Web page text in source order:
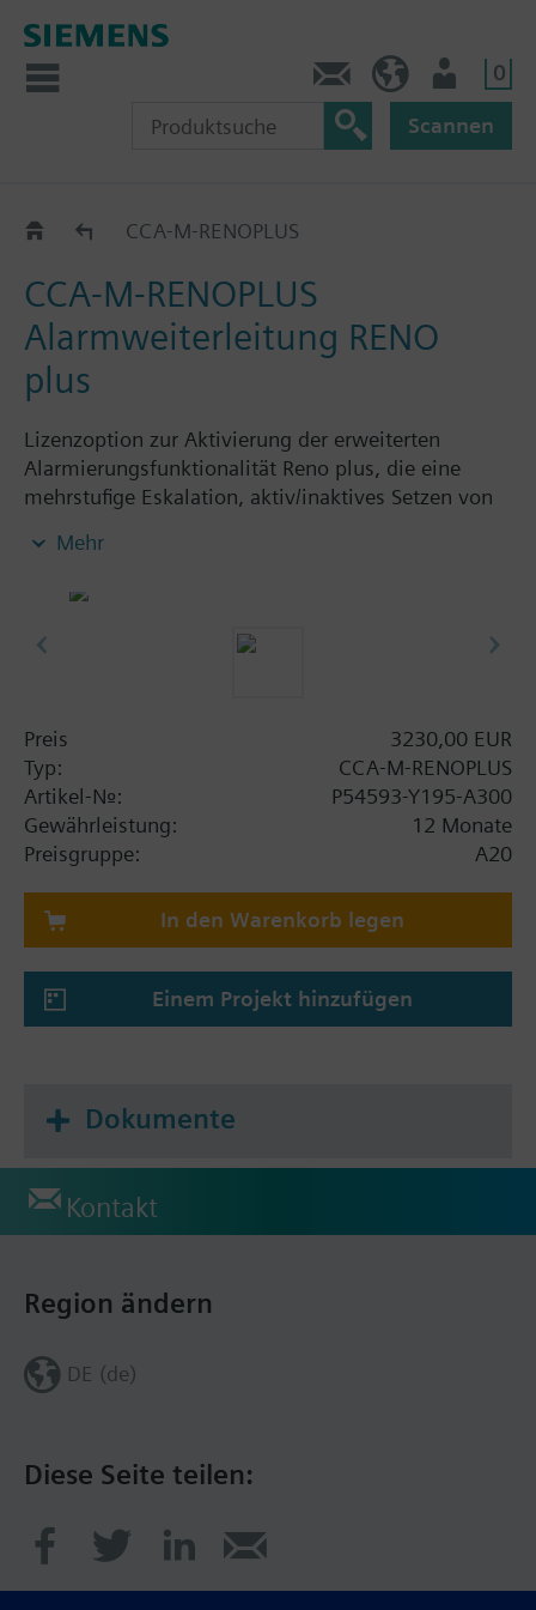
0
Scannen
CCA-..-..CCA-M-RENOPLUS
CCA-M-RENOPLUS
Alarmweiterleitung RENO
plus
Lizenzoption zur Aktivierung der erweiterten
Alarmierungsfunktionalität Reno plus, die eine
mehrstufige Eskalation, aktiv/inaktives Setzen von
plus ermöglicht den Versand von
schnell eine große Menge an SMS über einen Cloud
Hinweis: Erfordert eine Feature Set Lizenz CCA-STD-
FSET oder CCA-CMPT-BA/DMS/VM//ELEC..
Mehr
Preis
3230,00 EUR
Typ:
CCA-M-RENOPLUS
Artikel-Nr.:
P54593-Y195-A300
Gewährleistung:
12 Monate
Preisgruppe:
A20
In den Warenkorb legen
Einem Projekt hinzufügen
Dokumente
Kontakt
Diese Seite teilen:
Region ändern
DE (de)